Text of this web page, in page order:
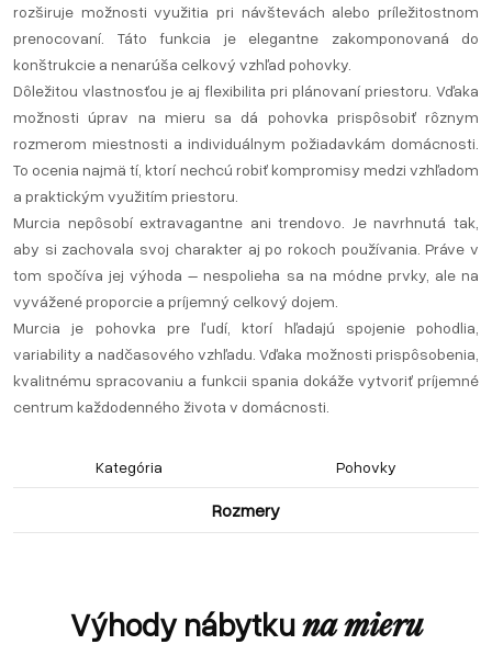
rozširuje možnosti využitia pri návštevách alebo príležitostnom
prenocovaní. Táto funkcia je elegantne zakomponovaná do
konštrukcie a nenarúša celkový vzhľad pohovky.
Dôležitou vlastnosťou je aj flexibilita pri plánovaní priestoru. Vďaka
možnosti úprav na mieru sa dá pohovka prispôsobiť rôznym
rozmerom miestnosti a individuálnym požiadavkám domácnosti.
To ocenia najmä tí, ktorí nechcú robiť kompromisy medzi vzhľadom
a praktickým využitím priestoru.
Murcia nepôsobí extravagantne ani trendovo. Je navrhnutá tak,
aby si zachovala svoj charakter aj po rokoch používania. Práve v
tom spočíva jej výhoda – nespolieha sa na módne prvky, ale na
vyvážené proporcie a príjemný celkový dojem.
Murcia je pohovka pre ľudí, ktorí hľadajú spojenie pohodlia,
variability a nadčasového vzhľadu. Vďaka možnosti prispôsobenia,
kvalitnému spracovaniu a funkcii spania dokáže vytvoriť príjemné
centrum každodenného života v domácnosti.
Kategória Pohovky
Rozmery
Výhody nábytkuna mieru